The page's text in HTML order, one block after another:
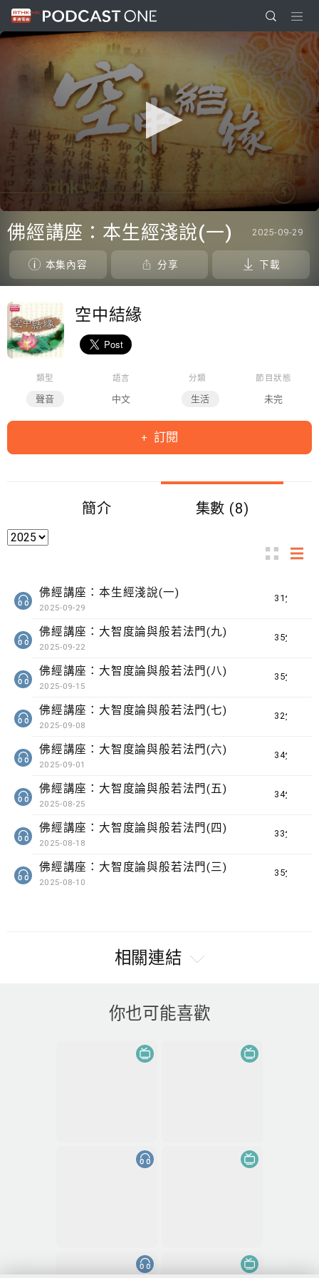
seconds
seconds
佛經講座：本生經淺說(一) 2025-09-29
本集內容 分享 下載
空中結緣
類型
聲音
語言
中文
分類
生活
節目狀態
未完
訂閱
簡介 集數 (8)
31分鐘
佛經講座：本生經淺說(一)
2025-09-29
35分鐘
佛經講座：大智度論與般若法門(九)
2025-09-22
35分鐘
佛經講座：大智度論與般若法門(八)
2025-09-15
32分鐘
佛經講座：大智度論與般若法門(七)
2025-09-08
34分鐘
佛經講座：大智度論與般若法門(六)
2025-09-01
34分鐘
佛經講座：大智度論與般若法門(五)
2025-08-25
33分鐘
佛經講座：大智度論與般若法門(四)
2025-08-18
35分鐘
佛經講座：大智度論與般若法門(三)
2025-08-10
相關連結
你也可能喜歡